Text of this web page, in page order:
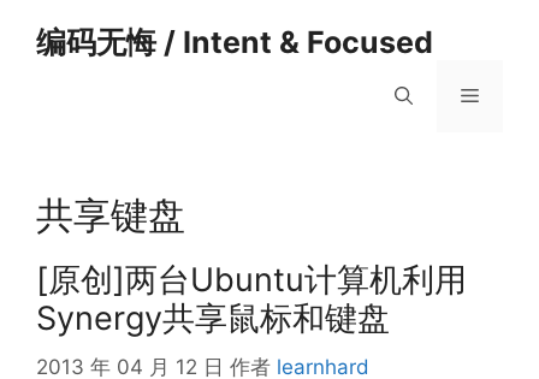
编码无悔 / Intent & Focused
菜
共享键盘
[原创]两台Ubuntu计算机利用
Synergy共享鼠标和键盘
2013 年 04 月 12 日 作者 learnhard